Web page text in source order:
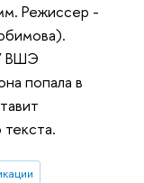
Режиссер -
ВШЭ
попала в